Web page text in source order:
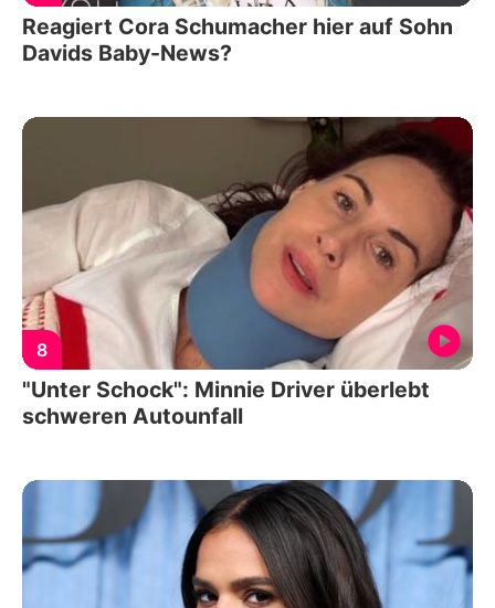
Reagiert Cora Schumacher hier auf Sohn
Davids Baby-News?
8
"Unter Schock": Minnie Driver überlebt
schweren Autounfall